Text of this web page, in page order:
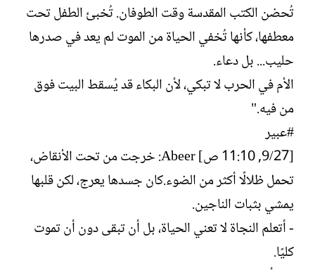
تُحضن الكتب المقدسة وقت الطوفان. تُخبئ الطفل تحت
معطفها، كأنها تُخفي الحياة من الموت لم يعد في صدرها
حليب... بل دعاء.
الأم في الحرب لا تبكي، لأن البكاء قد يُسقط البيت فوق
من فيه."
#عبير
[27/‏9, 11:10 ص] Abeer: خرجت من تحت الأنقاض،
تحمل ظلالًا أكثر من الضوء.كان جسدها يعرج، لكن قلبها
يمشي بثبات الناجين.
- أتعلم النجاة لا تعني الحياة، بل أن تبقى دون أن تموت
كليًا.